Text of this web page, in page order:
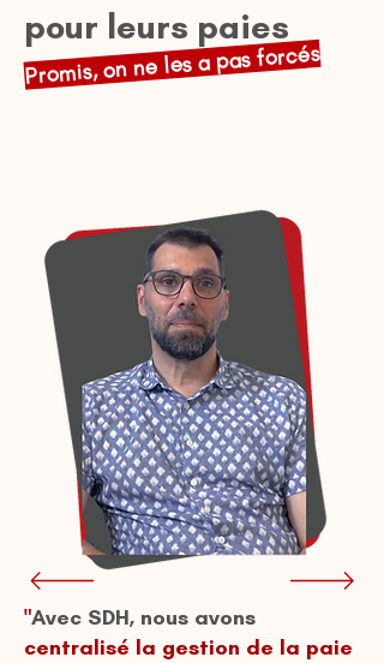
pour leurs paies
Promis, on ne les a pas forcés
"Avec SDH, nous avons
centralisé la gestion de la paie